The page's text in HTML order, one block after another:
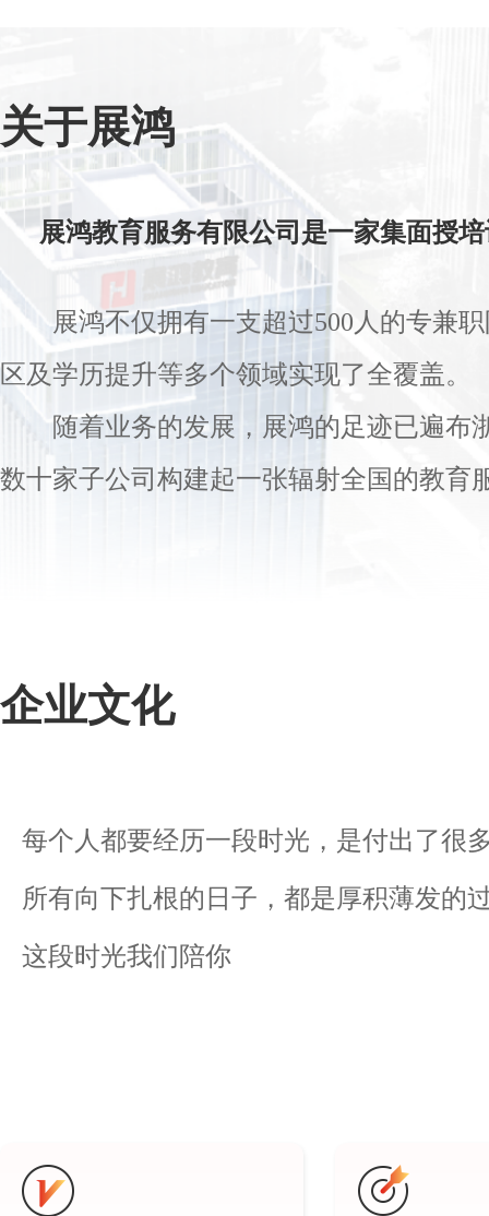
关于展鸿
展鸿教育服务有限公司是一家集面授
展鸿不仅拥有一支超过500人的专兼
区及学历提升等多个领域实现了全覆盖。
随着业务的发展，展鸿的足迹已遍布
数十家子公司构建起一张辐射全国的教育
企业文化
每个人都要经历一段时光，是付出了很
所有向下扎根的日子，都是厚积薄发的
这段时光我们陪你